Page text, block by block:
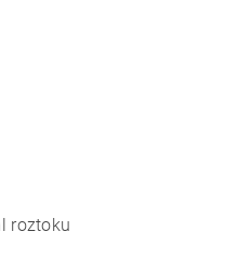
roztoku